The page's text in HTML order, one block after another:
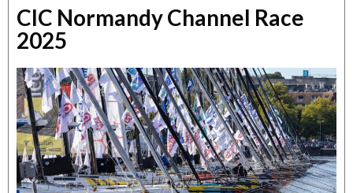
CIC Normandy Channel Race
2025